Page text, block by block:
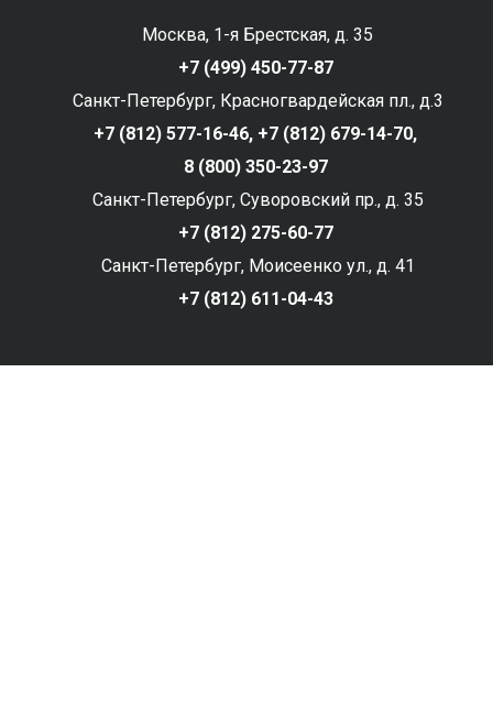
Москва, 1-я Брестская, д. 35
+7 (499) 450-77-87
Санкт-Петербург, Красногвардейская пл., д.3
+7 (812) 577-16-46, +7 (812) 679-14-70,
8 (800) 350-23-97
Санкт-Петербург, Суворовский пр., д. 35
+7 (812) 275-60-77
Санкт-Петербург, Моисеенко ул., д. 41
+7 (812) 611-04-43